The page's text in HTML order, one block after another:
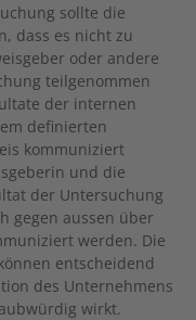
sollte die
dass es nicht zu
oder andere
teilgenommen
der internen
definierten
kommuniziert
und die
der Untersuchung
gegen aussen über
werden. Die
entscheidend
des Unternehmens
wirkt.